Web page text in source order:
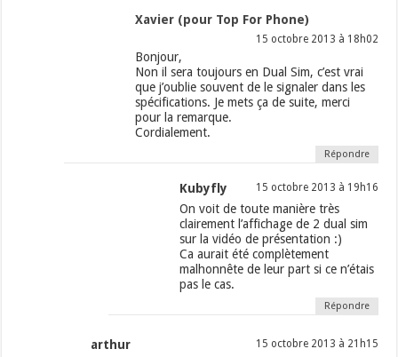
Xavier (pour Top For Phone)
15 octobre 2013 à 18h02
Bonjour,
Non il sera toujours en Dual Sim, c’est vrai
que j’oublie souvent de le signaler dans les
spécifications. Je mets ça de suite, merci
pour la remarque.
Cordialement.
Répondre
Kubyfly 15 octobre 2013 à 19h16
On voit de toute manière très
clairement l’affichage de 2 dual sim
sur la vidéo de présentation :)
Ca aurait été complètement
malhonnête de leur part si ce n’étais
pas le cas.
Répondre
arthur 15 octobre 2013 à 21h15